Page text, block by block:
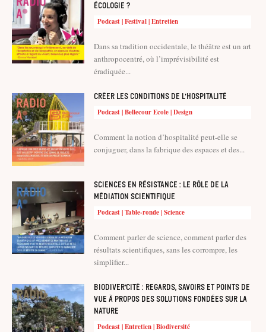
écologie ?
Podcast | Festival | Entretien
Dans sa tradition occidentale, le théâtre est un art
anthropocentré, où l’imprévisibilité est
éradiquée...
Créer les conditions de l’hospitalité
Podcast | Bellecour Ecole | Design
Comment la notion d’hospitalité peut-elle se
conjuguer, dans la fabrique des espaces et des...
Sciences en résistance : le rôle de la
médiation scientifique
Podcast | Table-ronde | Science
Comment parler de science, comment parler des
résultats scientifiques, sans les corrompre, les
simplifier...
Biodiver’cité : regards, savoirs et points de
vue à propos des solutions fondées sur la
nature
Podcast | Entretien | Biodiversité